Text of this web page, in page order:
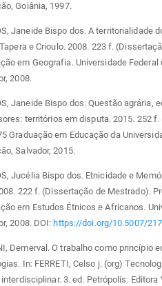
Goiânia, 1997.
Janeide Bispo dos. A territorialidade
e Crioulo. 2008. 223 f.
em Geografia. Universidade
2008.
Janeide Bispo dos. Questão agrária,
territórios em disputa. 2015. 252
Graduação em Educação da
Salvador, 2015.
Jucélia Bispo dos. Etnicidade e
222 f. (Dissertação de Mestrado).
em Estudos Étnicos e Africanos.
2008. DOI: https://doi.org/10.5007/
Demerval. O trabalho como princípio
In: FERRETI, Celso j. (org)
3. ed. Petrópolis: Editora